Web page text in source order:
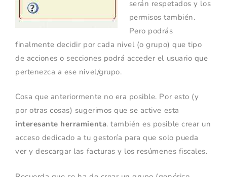
serán respetados y los
permisos también.
Pero podrás
finalmente decidir por cada nivel (o grupo) que tipo
de acciones o secciones podrá acceder el usuario que
pertenezca a ese nivel/grupo.
Cosa que anteriormente no era posible. Por esto (y
por otras cosas) sugerimos que se active esta
interesante herramienta. también es posible crear un
acceso dedicado a tu gestoría para que solo pueda
ver y descargar las facturas y los resúmenes fiscales.